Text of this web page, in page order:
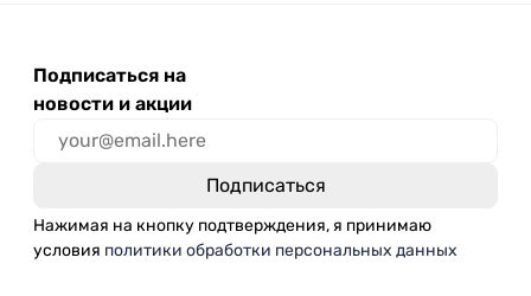
Подписаться на
новости и акции
Нажимая на кнопку подтверждения, я принимаю
условия политики обработки персональных данных